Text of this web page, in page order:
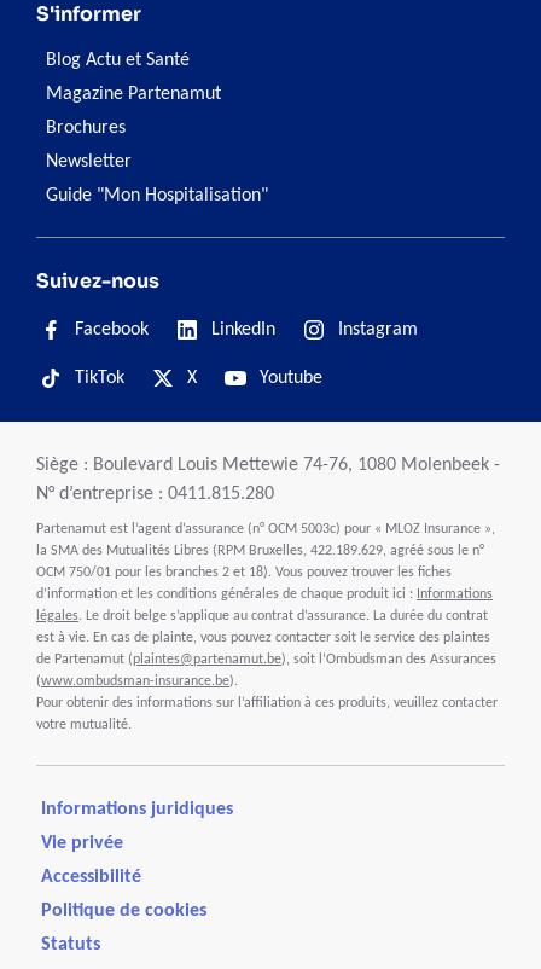
S'informer
Blog Actu et Santé
Magazine Partenamut
Brochures
Newsletter
Guide "Mon Hospitalisation"
Suivez-nous
Facebook LinkedIn Instagram
TikTok X Youtube
Siège : Boulevard Louis Mettewie 74-76, 1080 Molenbeek -
N° d’entreprise : 0411.815.280
Partenamut est l’agent d’assurance (n° OCM 5003c) pour « MLOZ Insurance »,
la SMA des Mutualités Libres (RPM Bruxelles, 422.189.629, agréé sous le n°
OCM 750/01 pour les branches 2 et 18). Vous pouvez trouver les fiches
d’information et les conditions générales de chaque produit ici : Informations
légales. Le droit belge s’applique au contrat d’assurance. La durée du contrat
est à vie. En cas de plainte, vous pouvez contacter soit le service des plaintes
de Partenamut (plaintes@partenamut.be), soit l’Ombudsman des Assurances
(www.ombudsman-insurance.be).
Pour obtenir des informations sur l’affiliation à ces produits, veuillez contacter
votre mutualité.
Informations juridiques
Vie privée
Accessibilité
Politique de cookies
Statuts